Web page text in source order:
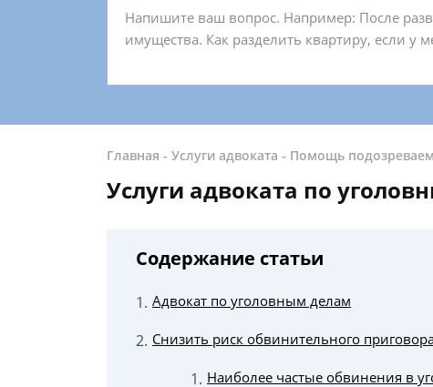
Главная - Услуги адвоката - Помощь
Услуги адвоката по
Содержание статьи
Адвокат по уголовным делам
Снизить риск обвинительного
Наиболее частые обвинения в